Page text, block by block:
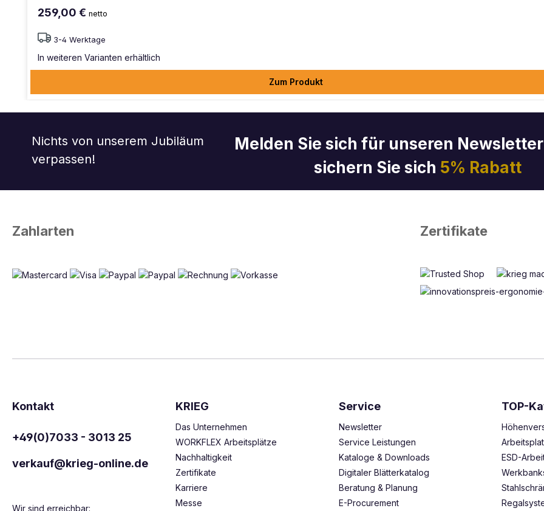
259,00 € netto
3-4 Werktage
In weiteren Varianten erhältlich
Zum Produkt
Nichts von unserem Jubiläum
verpassen!
Melden Sie sich für unseren
sichern Sie sich 5% Rabatt
Zahlarten Zertifikate
Kontakt
+49(0)7033 - 3013 25
verkauf@krieg-online.de
Wir sind erreichbar:
KRIEG
Das Unternehmen
WORKFLEX Arbeitsplätze
Nachhaltigkeit
Zertifikate
Karriere
Messe
Service
Newsletter
Service Leistungen
Kataloge & Downloads
Digitaler Blätterkatalog
Beratung & Planung
E-Procurement
TOP-
ESD-